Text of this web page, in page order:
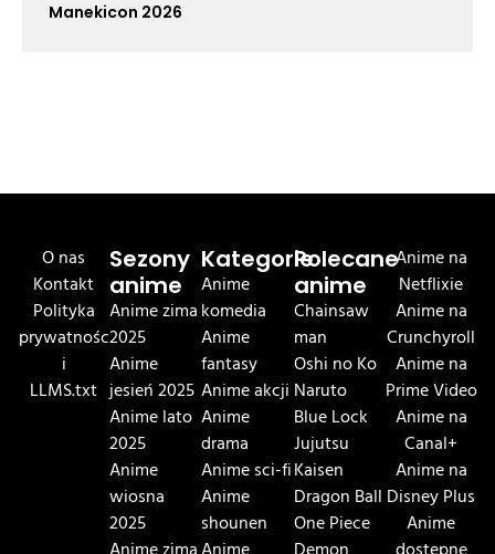
Manekicon 2026
O nas
Kontakt
Polityka
prywatnośc
i
LLMS.txt
Sezony
anime
Anime zima
2025
Anime
jesień 2025
Anime lato
2025
Anime
wiosna
2025
Kategorie
Anime
komedia
Anime
fantasy
Anime akcji
Anime
drama
Anime sci-fi
Anime
shounen
Polecane
anime
Chainsaw
man
Oshi no Ko
Naruto
Blue Lock
Jujutsu
Kaisen
Dragon Ball
One Piece
Anime na
Netflixie
Anime na
Crunchyroll
Anime na
Prime Video
Anime na
Canal+
Anime na
Disney Plus
Anime